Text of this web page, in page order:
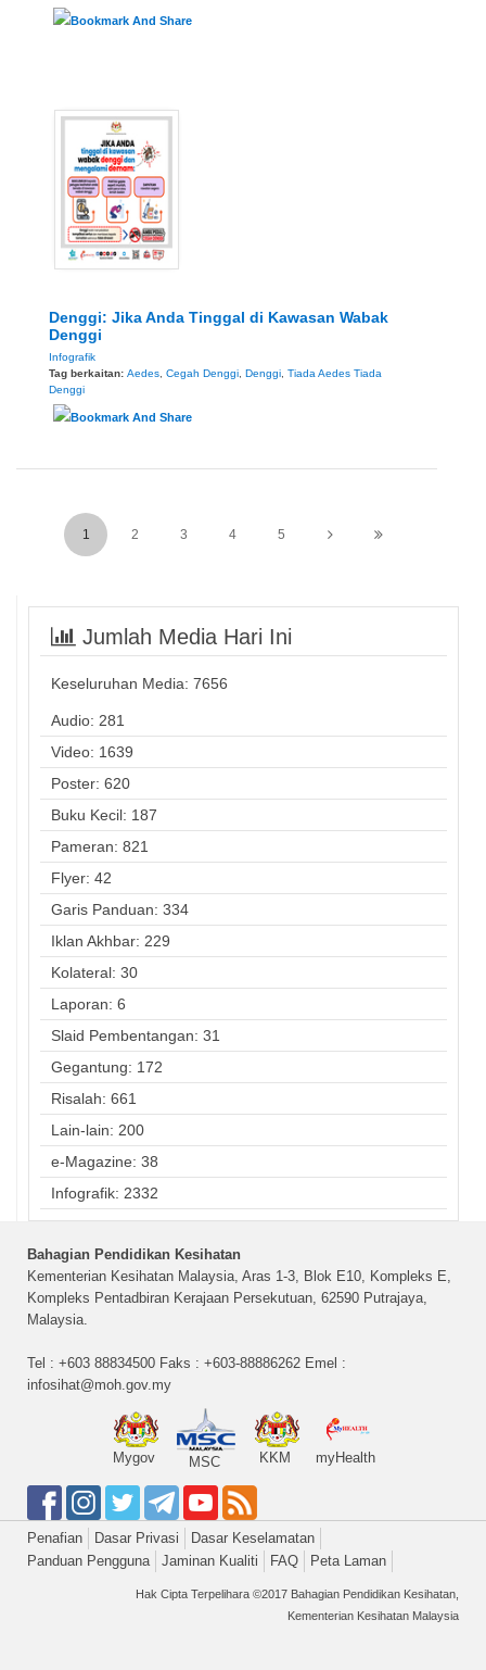
Denggi: Jika Anda Tinggal di Kawasan Wabak
Denggi
Infografik
Tag berkaitan: Aedes Cegah Denggi Denggi Tiada Aedes Tiada
Denggi
1 2 3 4 5
Jumlah Media Hari Ini
Keseluruhan Media: 7656
Audio: 281
Video: 1639
Poster: 620
Buku Kecil: 187
Pameran: 821
Flyer: 42
Garis Panduan: 334
Iklan Akhbar: 229
Kolateral: 30
Laporan: 6
Slaid Pembentangan: 31
Gegantung: 172
Risalah: 661
Lain-lain: 200
e-Magazine: 38
Infografik: 2332
Bahagian Pendidikan Kesihatan
Kementerian Kesihatan Malaysia, Aras 1-3, Blok E10, Kompleks E,
Kompleks Pentadbiran Kerajaan Persekutuan, 62590 Putrajaya,
Malaysia.
Tel : +603 88834500 Faks : +603-88886262 Emel :
infosihat@moh.gov.my
Mygov MSC KKM myHealth
Penafian Dasar Privasi
Dasar Keselamatan
Panduan Pengguna
Jaminan Kualiti FAQ Peta Laman
Hak Cipta Terpelihara ©2017 Bahagian Pendidikan Kesihatan,
Kementerian Kesihatan Malaysia